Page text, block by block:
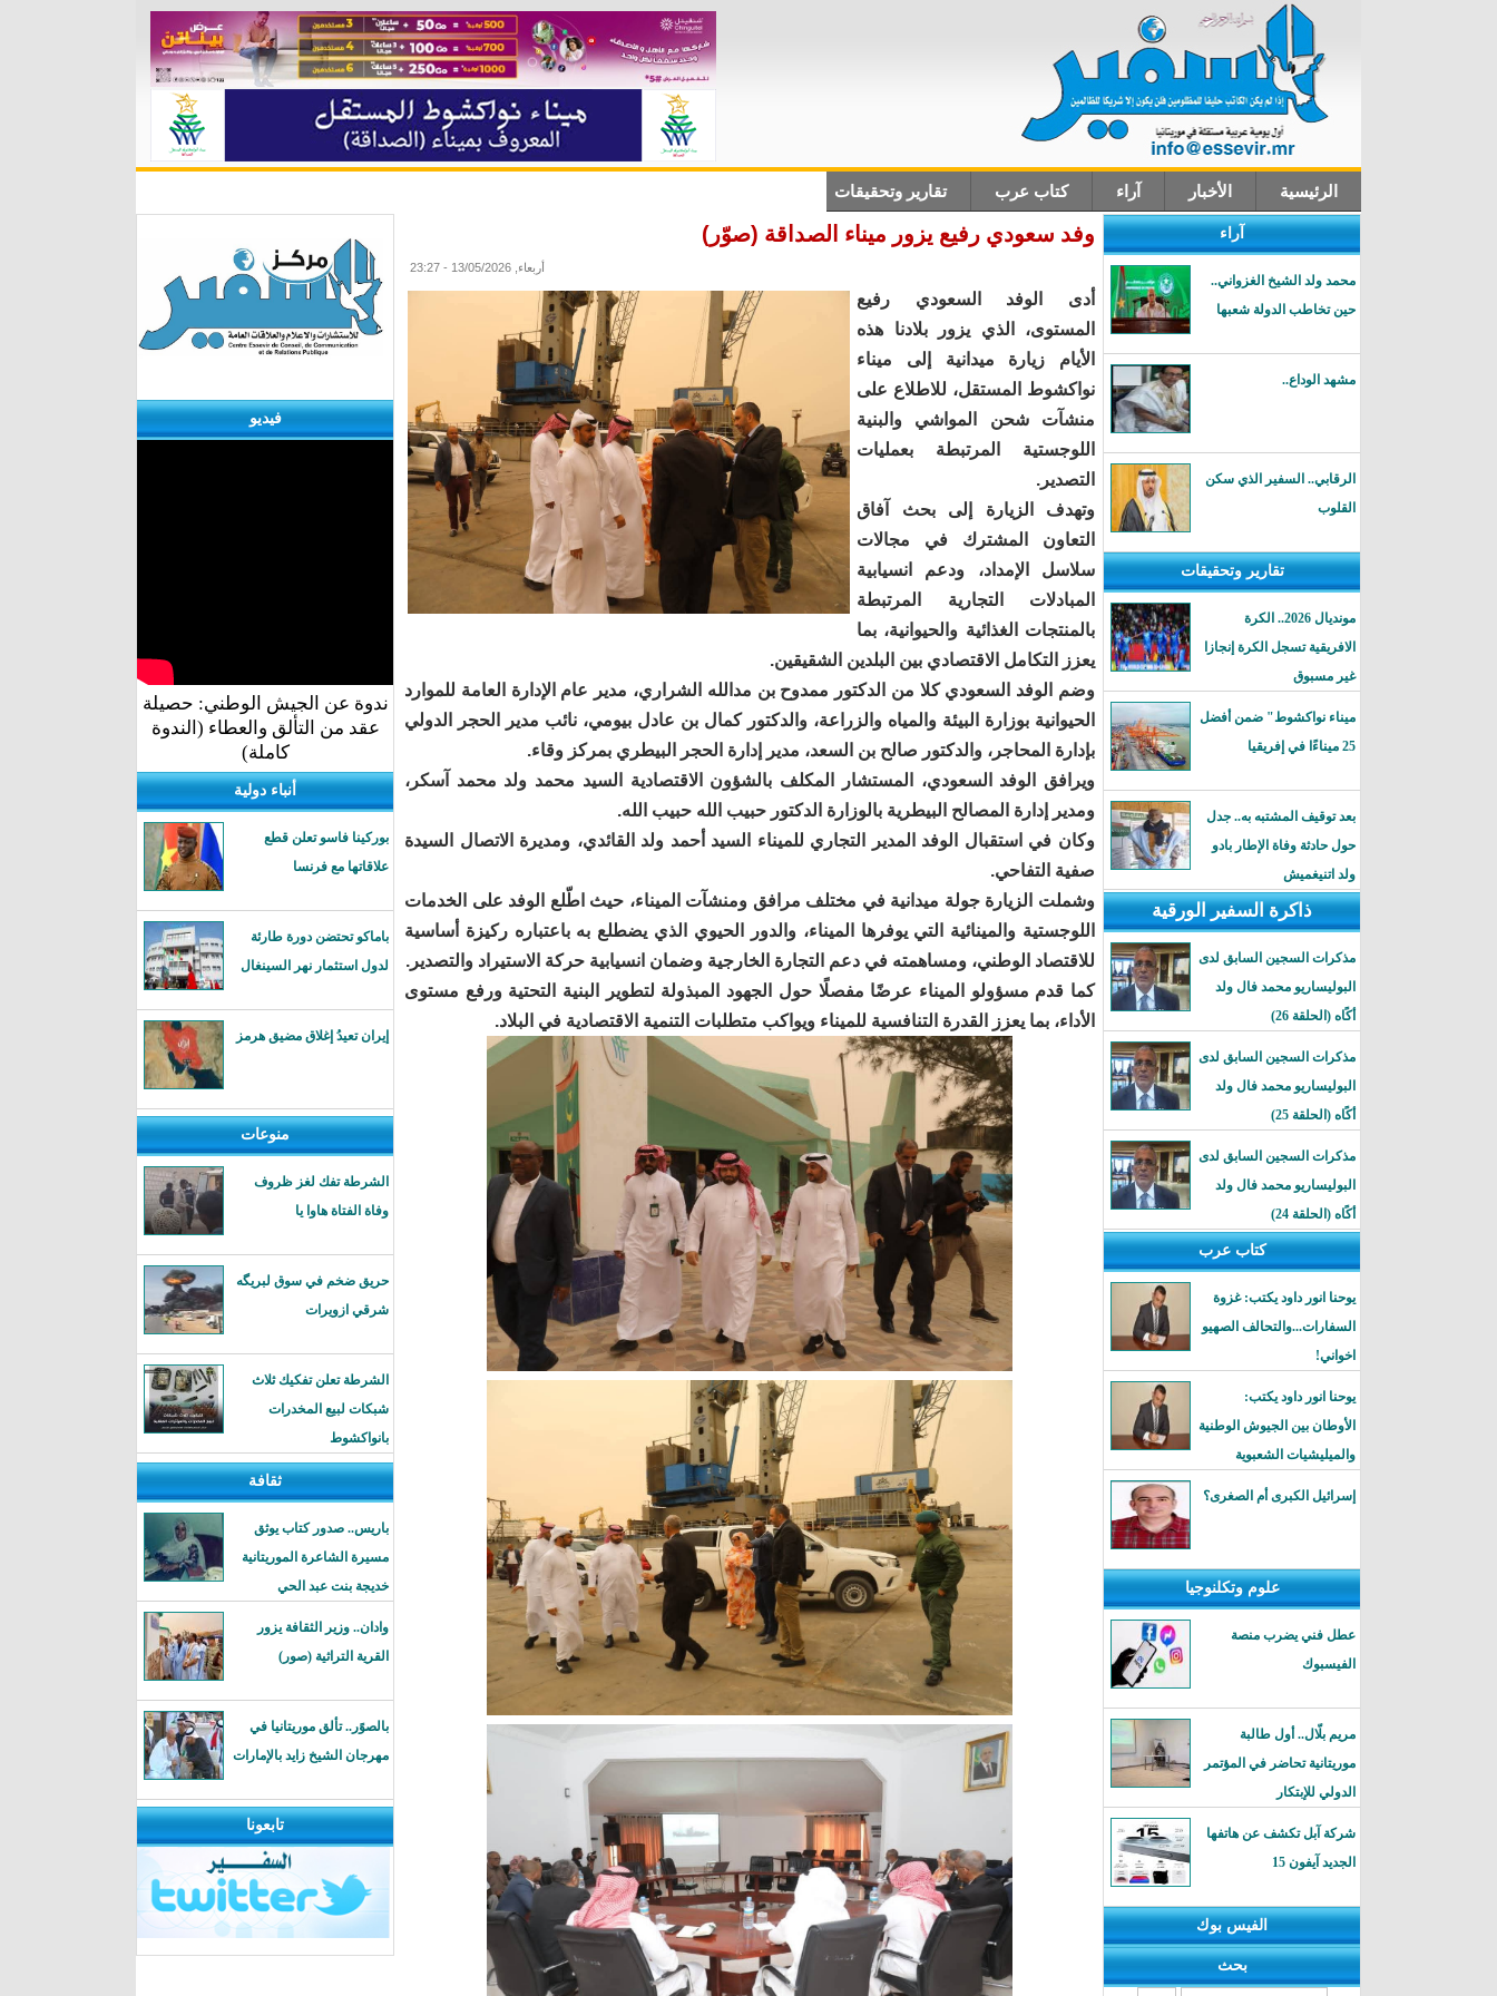
الرئيسية الأخبار آراء كتاب عرب تقارير وتحقيقات
آراء
محمد ولد الشيخ الغزواني..
حين تخاطب الدولة شعبها
مشهد الوداع..
الرقابي.. السفير الذي سكن
القلوب
تقارير وتحقيقات
مونديال 2026.. الكرة
الافريقية تسجل الكرة إنجازا
غير مسبوق
ميناء نواكشوط" ضمن أفضل
25 ميناءًا في إفريقيا
بعد توقيف المشتبه به.. جدل
حول حادثة وفاة الإطار بادو
ولد اتنيغميش
ذاكرة السفير الورقية
مذكرات السجين السابق لدى
البوليساريو محمد فال ولد
أكًاه (الحلقة 26)
مذكرات السجين السابق لدى
البوليساريو محمد فال ولد
أكًاه (الحلقة 25)
مذكرات السجين السابق لدى
البوليساريو محمد فال ولد
أكًاه (الحلقة 24)
كتاب عرب
يوحنا انور داود يكتب: غزوة
السفارات...والتحالف الصهيو
اخواني!
يوحنا انور داود يكتب:
الأوطان بين الجيوش الوطنية
والميليشيات الشعبوية
إسرائيل الكبرى أم الصغرى؟
علوم وتكلنوجيا
عطل فني يضرب منصة
الفيسبوك
مريم بلّال.. أول طالبة
موريتانية تحاضر في المؤتمر
الدولي للإبتكار
شركة آبل تكشف عن هاتفها
الجديد آيفون 15
الفيس بوك
بحث
وفد سعودي رفيع يزور ميناء الصداقة (صوّر)
أربعاء, 13/05/2026 - 23:27
أدى الوفد السعودي رفيع
المستوى، الذي يزور بلادنا هذه
الأيام زيارة ميدانية إلى ميناء
نواكشوط المستقل، للاطلاع على
منشآت شحن المواشي والبنية
اللوجستية المرتبطة بعمليات
التصدير.
وتهدف الزيارة إلى بحث آفاق
التعاون المشترك في مجالات
سلاسل الإمداد، ودعم انسيابية
المبادلات التجارية المرتبطة
بالمنتجات الغذائية والحيوانية، بما
يعزز التكامل الاقتصادي بين البلدين الشقيقين.
وضم الوفد السعودي كلا من الدكتور ممدوح بن مدالله الشراري، مدير عام الإدارة العامة للموارد
الحيوانية بوزارة البيئة والمياه والزراعة، والدكتور كمال بن عادل بيومي، نائب مدير الحجر الدولي
بإدارة المحاجر، والدكتور صالح بن السعد، مدير إدارة الحجر البيطري بمركز وقاء.
ويرافق الوفد السعودي، المستشار المكلف بالشؤون الاقتصادية السيد محمد ولد محمد آسكر،
ومدير إدارة المصالح البيطرية بالوزارة الدكتور حبيب الله حبيب الله.
وكان في استقبال الوفد المدير التجاري للميناء السيد أحمد ولد القائدي، ومديرة الاتصال السيدة
صفية التفاحي.
وشملت الزيارة جولة ميدانية في مختلف مرافق ومنشآت الميناء، حيث اطّلع الوفد على الخدمات
اللوجستية والمينائية التي يوفرها الميناء، والدور الحيوي الذي يضطلع به باعتباره ركيزة أساسية
للاقتصاد الوطني، ومساهمته في دعم التجارة الخارجية وضمان انسيابية حركة الاستيراد والتصدير.
كما قدم مسؤولو الميناء عرضًا مفصلًا حول الجهود المبذولة لتطوير البنية التحتية ورفع مستوى
الأداء، بما يعزز القدرة التنافسية للميناء ويواكب متطلبات التنمية الاقتصادية في البلاد.
فيديو
ندوة عن الجيش الوطني: حصيلة
عقد من التألق والعطاء (الندوة
كاملة)
أنباء دولية
بوركينا فاسو تعلن قطع
علاقاتها مع فرنسا
باماكو تحتضن دورة طارئة
لدول استثمار نهر السينغال
إيران تعيدُ إغلاق مضيق هرمز
منوعات
الشرطة تفك لغز ظروف
وفاة الفتاة هاوا يا
حريق ضخم في سوق لبريگه
شرقي ازويرات
الشرطة تعلن تفكيك ثلاث
شبكات لبيع المخدرات
بانواكشوط
ثقافة
باريس.. صدور كتاب يوثق
مسيرة الشاعرة الموريتانية
خديجة بنت عبد الحي
وادان.. وزير الثقافة يزور
القرية التراثية (صور)
بالصوًر.. تألق موريتانيا في
مهرجان الشيخ زايد بالإمارات
تابعونا